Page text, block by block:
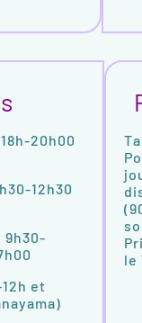
20h00
12h30
9h30-
et
le